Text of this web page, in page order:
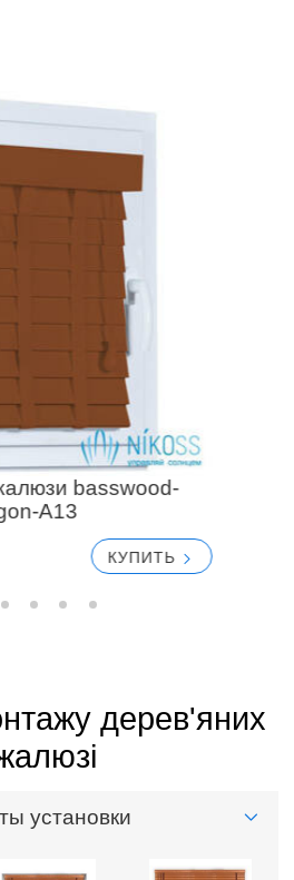
basswood-
A13
КУПИТЬ
дерев'яних
установки